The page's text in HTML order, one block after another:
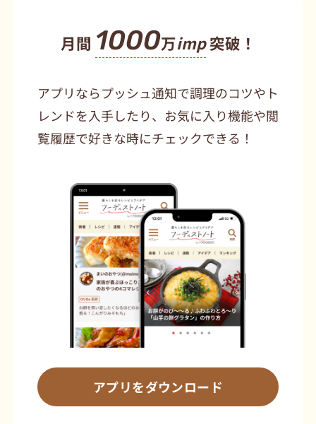
月間 1000万imp突破！
アプリならプッシュ通知で調理のコツやト
レンドを入手したり、お気に入り機能や閲
覧履歴で好きな時にチェックできる！
アプリをダウンロード